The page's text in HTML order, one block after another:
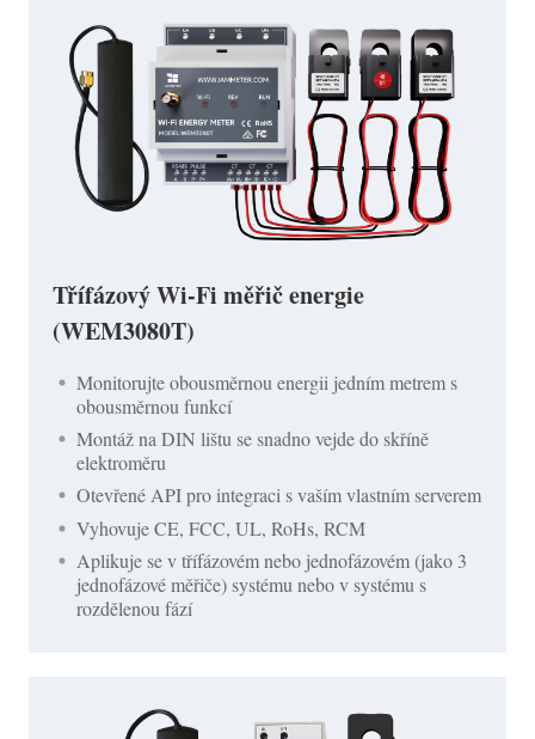
Třífázový Wi-Fi měřič energie
(WEM3080T)
Monitorujte obousměrnou energii jedním metrem s
obousměrnou funkcí
Montáž na DIN lištu se snadno vejde do skříně
elektroměru
Otevřené API pro integraci s vaším vlastním serverem
Vyhovuje CE, FCC, UL, RoHs, RCM
Aplikuje se v třífázovém nebo jednofázovém (jako 3
jednofázové měřiče) systému nebo v systému s
rozdělenou fází